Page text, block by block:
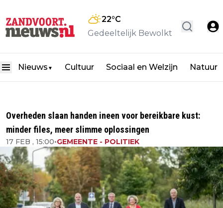
22°C
Gedeeltelijk Bewolkt
Nieuws ▼ Cultuur Sociaal en Welzijn Natuur
Overheden slaan handen ineen voor bereikbare kust:
minder files, meer slimme oplossingen
17 FEB , 15:00•GEMEENTE - POLITIEK